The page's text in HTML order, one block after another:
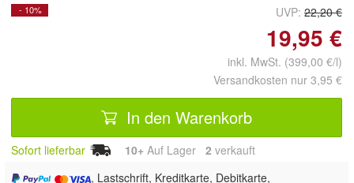
- 10% UVP: 22,20 €
19,95 €
inkl. MwSt. (399,00 €/l)
Versandkosten nur 3,95 €
In den Warenkorb
Sofort lieferbar 10+ Auf Lager 2 verkauft
, Lastschrift, Kreditkarte, Debitkarte,